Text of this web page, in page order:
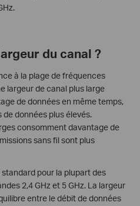
du canal ?
à la plage de fréquences
largeur de canal plus large
de données en même temps,
données plus élevés.
consomment davantage de
sans fil sont plus
pour la plupart des
2,4 GHz et 5 GHz. La largeur
entre le débit de données